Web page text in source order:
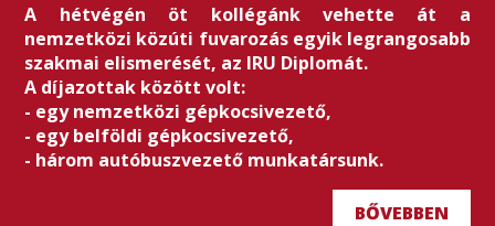
A hétvégén öt kollégánk vehette át a
nemzetközi közúti fuvarozás egyik legrangosabb
szakmai elismerését, az IRU Diplomát.
A díjazottak között volt:
- egy nemzetközi gépkocsivezető,
- egy belföldi gépkocsivezető,
- három autóbuszvezető munkatársunk.
BŐVEBBEN